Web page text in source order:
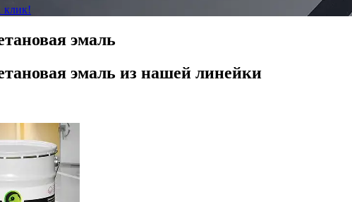
клик!
эмаль
эмаль из нашей линейки